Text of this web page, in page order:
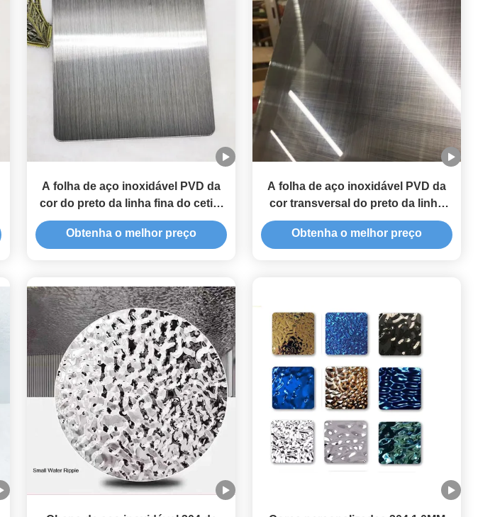
A folha de aço inoxidável PVD da
cor do preto da linha fina do cetim
SS430 revestiu
Obtenha o melhor preço
A folha de aço inoxidável PVD da
cor transversal do preto da linha
fina SS430 304 revestiu
Obtenha o melhor preço